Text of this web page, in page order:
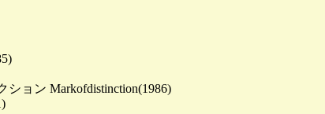
Markofdistinction(1986)